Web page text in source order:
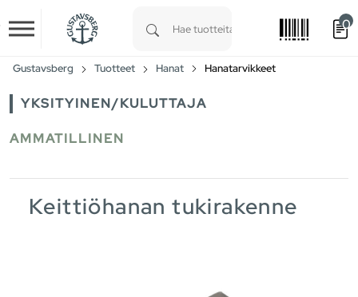
Skip to main content
0
Gustavsberg Tuotteet Hanat Hanatarvikkeet
YKSITYINEN/KULUTTAJA
AMMATILLINEN
Keittiöhanan tukirakenne